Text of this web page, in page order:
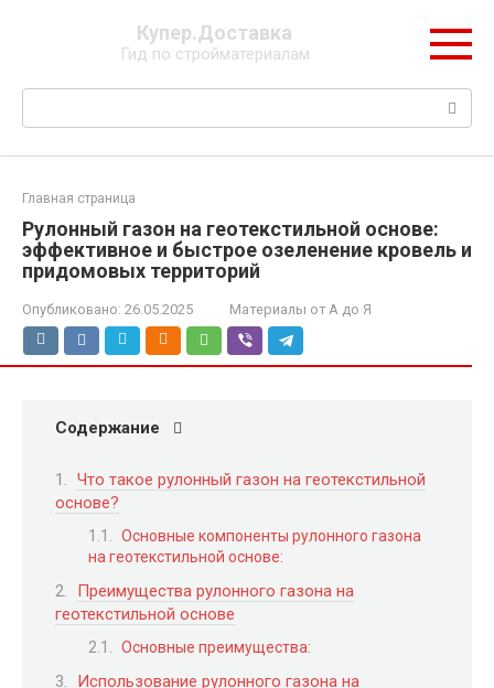
Купер.Доставка
Гид по стройматериалам
Поиск:
Главная страница
Рулонный газон на геотекстильной основе:
эффективное и быстрое озеленение кровель и
придомовых территорий
Опубликовано: 26.05.2025 Материалы от А до Я
Содержание
Что такое рулонный газон на геотекстильной
основе?
Основные компоненты рулонного газона
на геотекстильной основе:
Преимущества рулонного газона на
геотекстильной основе
Основные преимущества:
Использование рулонного газона на